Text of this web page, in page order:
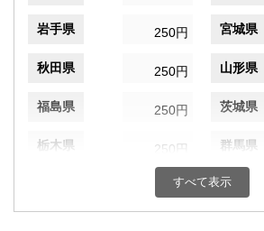
岩手県 250円 宮城県
秋田県 250円 山形県
福島県 250円 茨城県
栃木県 250円 群馬県
250円 千葉県
すべて表示